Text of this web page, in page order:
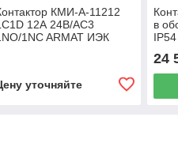
КМИ-А-11212
12А 24В/АС3
1NC ARMAT ИЭК
уточняйте
в
24